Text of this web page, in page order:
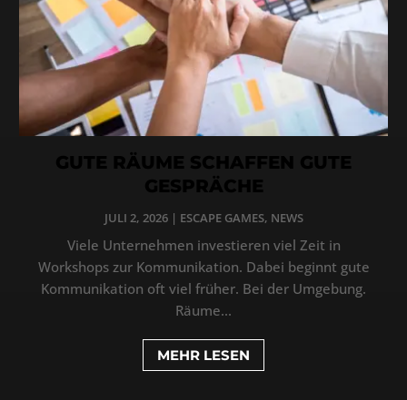
JULI 2, 2026| ESCAPE GAMES, NEWS
Viele Unternehmen investieren viel Zeit in
Workshops zur Kommunikation. Dabei beginnt gute
Kommunikation oft viel früher. Bei der Umgebung.
Räume...
MEHR LESEN